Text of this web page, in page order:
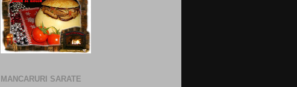
MANCARURI SARATE